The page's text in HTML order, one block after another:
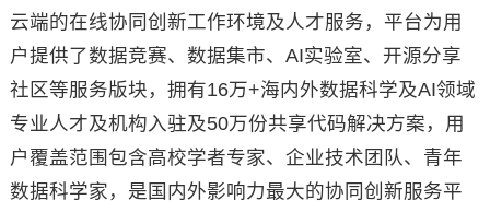
云端的在线协同创新工作环境及人才服务，平台为用
户提供了数据竞赛、数据集市、AI实验室、开源分享
社区等服务版块，拥有16万+海内外数据科学及AI领域
专业人才及机构入驻及50万份共享代码解决方案，用
户覆盖范围包含高校学者专家、企业技术团队、青年
数据科学家，是国内外影响力最大的协同创新服务平